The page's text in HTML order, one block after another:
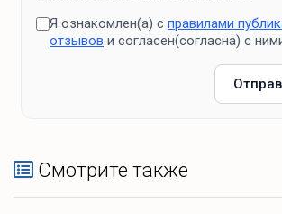
Я ознакомлен(а) с правилами
отзывов и согласен(согласна) с
Смотрите также